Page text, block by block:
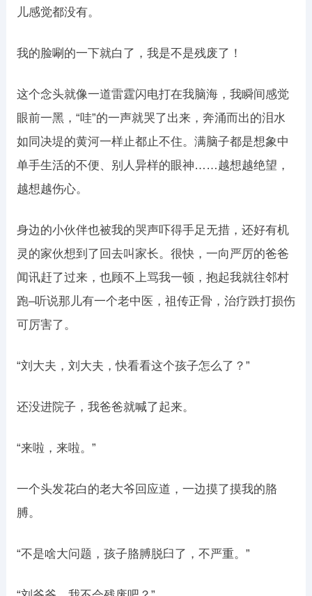
儿感觉都没有。
我的脸唰的一下就白了，我是不是残废了！
这个念头就像一道雷霆闪电打在我脑海，我瞬间感觉
眼前一黑，“哇”的一声就哭了出来，奔涌而出的泪水
如同决堤的黄河一样止都止不住。满脑子都是想象中
单手生活的不便、别人异样的眼神……越想越绝望，
越想越伤心。
身边的小伙伴也被我的哭声吓得手足无措，还好有机
灵的家伙想到了回去叫家长。很快，一向严厉的爸爸
闻讯赶了过来，也顾不上骂我一顿，抱起我就往邻村
跑–听说那儿有一个老中医，祖传正骨，治疗跌打损伤
可厉害了。
“刘大夫，刘大夫，快看看这个孩子怎么了？”
还没进院子，我爸爸就喊了起来。
“来啦，来啦。”
一个头发花白的老大爷回应道，一边摸了摸我的胳
膊。
“不是啥大问题，孩子胳膊脱臼了，不严重。”